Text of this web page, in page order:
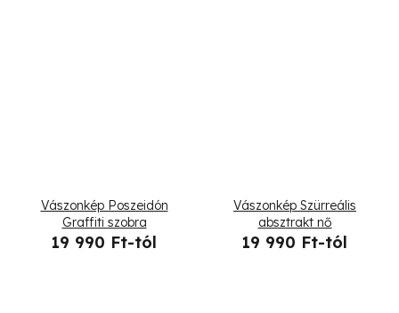
Vászonkép Poszeidón
Graffiti szobra
19 990 Ft-tól
Vászonkép Szürreális
absztrakt nő
19 990 Ft-tól